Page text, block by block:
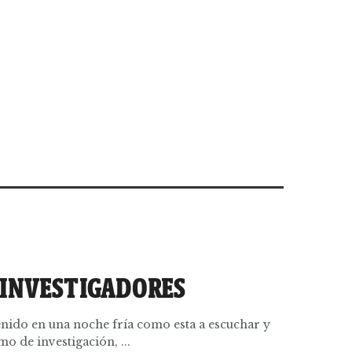
en una noche fría como esta a escuchar y
de investigación, ...